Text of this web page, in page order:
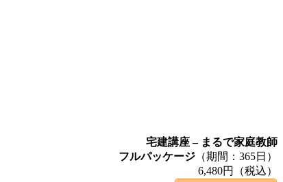
宅建講座 – まるで家庭教師
フルパッケージ （期間：365日）
6,480円（税込）